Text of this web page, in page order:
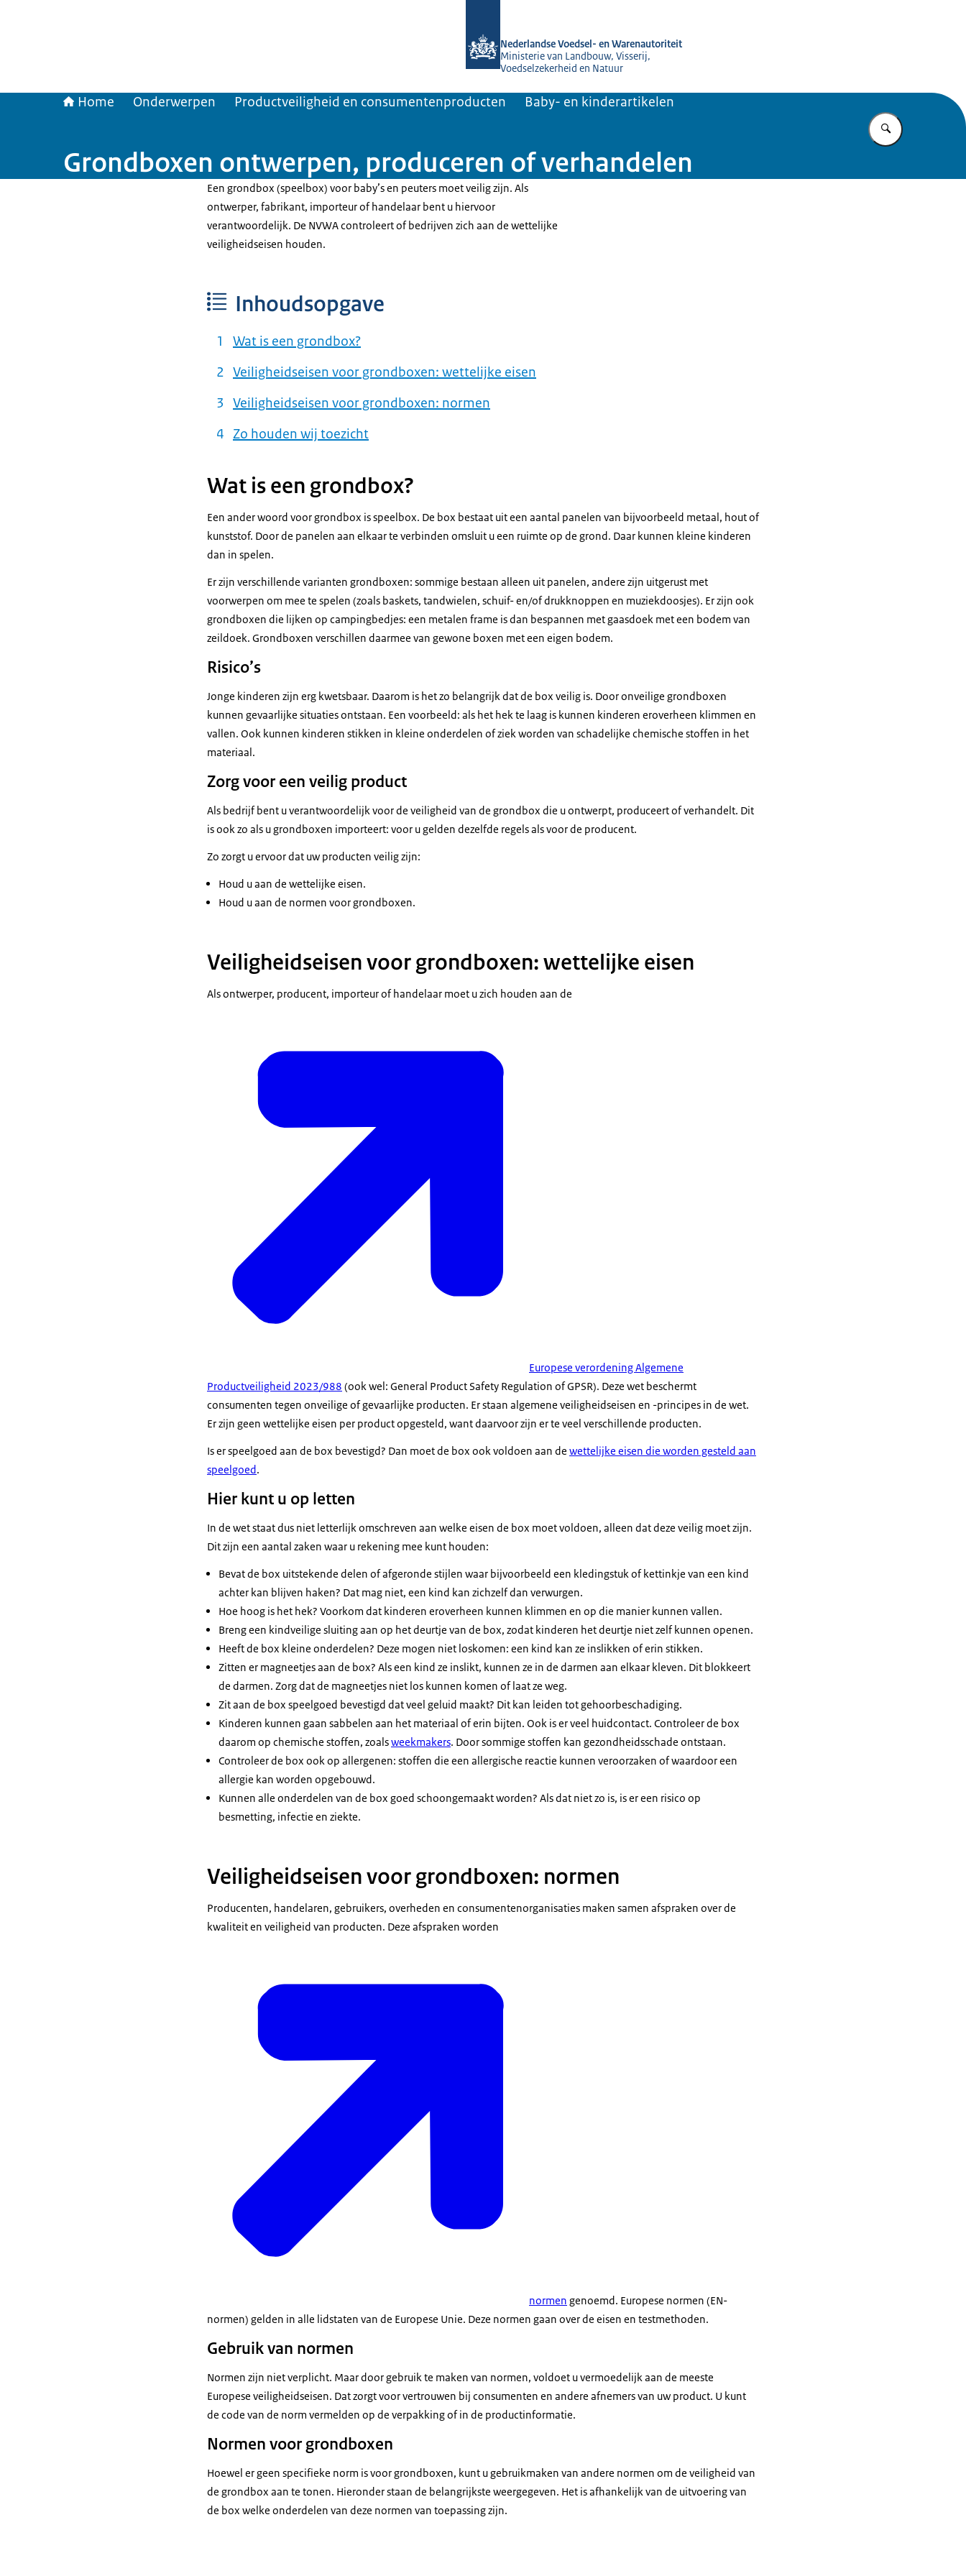
Nederlandse Voedsel- en Warenautoriteit
Ministerie van Landbouw, Visserij,
Voedselzekerheid en Natuur
Home Onderwerpen Productveiligheid en consumentenproducten Baby- en kinderartikelen
Vul in wat u
Grondboxen ontwerpen, produceren of verhandelen
Een grondbox (speelbox) voor baby’s en peuters moet veilig zijn. Als
ontwerper, fabrikant, importeur of handelaar bent u hiervoor
verantwoordelijk. De NVWA controleert of bedrijven zich aan de wettelijke
veiligheidseisen houden.
Inhoudsopgave
Wat is een grondbox?
Veiligheidseisen voor grondboxen: wettelijke eisen
Veiligheidseisen voor grondboxen: normen
Zo houden wij toezicht
Wat is een grondbox?
Een ander woord voor grondbox is speelbox. De box bestaat uit een aantal panelen van bijvoorbeeld metaal, hout of
kunststof. Door de panelen aan elkaar te verbinden omsluit u een ruimte op de grond. Daar kunnen kleine kinderen
dan in spelen.
Er zijn verschillende varianten grondboxen: sommige bestaan alleen uit panelen, andere zijn uitgerust met
voorwerpen om mee te spelen (zoals baskets, tandwielen, schuif- en/of drukknoppen en muziekdoosjes). Er zijn ook
grondboxen die lijken op campingbedjes: een metalen frame is dan bespannen met gaasdoek met een bodem van
zeildoek. Grondboxen verschillen daarmee van gewone boxen met een eigen bodem.
Risico’s
Jonge kinderen zijn erg kwetsbaar. Daarom is het zo belangrijk dat de box veilig is. Door onveilige grondboxen
kunnen gevaarlijke situaties ontstaan. Een voorbeeld: als het hek te laag is kunnen kinderen eroverheen klimmen en
vallen. Ook kunnen kinderen stikken in kleine onderdelen of ziek worden van schadelijke chemische stoffen in het
materiaal.
Zorg voor een veilig product
Als bedrijf bent u verantwoordelijk voor de veiligheid van de grondbox die u ontwerpt, produceert of verhandelt. Dit
is ook zo als u grondboxen importeert: voor u gelden dezelfde regels als voor de producent.
Zo zorgt u ervoor dat uw producten veilig zijn:
Houd u aan de wettelijke eisen.
Houd u aan de normen voor grondboxen.
Veiligheidseisen voor grondboxen: wettelijke eisen
Als ontwerper, producent, importeur of handelaar moet u zich houden aan de
Europese verordening Algemene
Productveiligheid 2023/988 (ook wel: General Product Safety Regulation of GPSR). Deze wet beschermt
consumenten tegen onveilige of gevaarlijke producten. Er staan algemene veiligheidseisen en -principes in de wet.
Er zijn geen wettelijke eisen per product opgesteld, want daarvoor zijn er te veel verschillende producten.
Is er speelgoed aan de box bevestigd? Dan moet de box ook voldoen aan de wettelijke eisen die worden gesteld aan
speelgoed.
Hier kunt u op letten
In de wet staat dus niet letterlijk omschreven aan welke eisen de box moet voldoen, alleen dat deze veilig moet zijn.
Dit zijn een aantal zaken waar u rekening mee kunt houden:
Bevat de box uitstekende delen of afgeronde stijlen waar bijvoorbeeld een kledingstuk of kettinkje van een kind
achter kan blijven haken? Dat mag niet, een kind kan zichzelf dan verwurgen.
Hoe hoog is het hek? Voorkom dat kinderen eroverheen kunnen klimmen en op die manier kunnen vallen.
Breng een kindveilige sluiting aan op het deurtje van de box, zodat kinderen het deurtje niet zelf kunnen openen.
Heeft de box kleine onderdelen? Deze mogen niet loskomen: een kind kan ze inslikken of erin stikken.
Zitten er magneetjes aan de box? Als een kind ze inslikt, kunnen ze in de darmen aan elkaar kleven. Dit blokkeert
de darmen. Zorg dat de magneetjes niet los kunnen komen of laat ze weg.
Zit aan de box speelgoed bevestigd dat veel geluid maakt? Dit kan leiden tot gehoorbeschadiging.
Kinderen kunnen gaan sabbelen aan het materiaal of erin bijten. Ook is er veel huidcontact. Controleer de box
daarom op chemische stoffen, zoalsweekmakers. Door sommige stoffen kan gezondheidsschade ontstaan.
Controleer de box ook op allergenen: stoffen die een allergische reactie kunnen veroorzaken of waardoor een
allergie kan worden opgebouwd.
Kunnen alle onderdelen van de box goed schoongemaakt worden? Als dat niet zo is, is er een risico op
besmetting, infectie en ziekte.
Veiligheidseisen voor grondboxen: normen
Producenten, handelaren, gebruikers, overheden en consumentenorganisaties maken samen afspraken over de
kwaliteit en veiligheid van producten. Deze afspraken worden
normen genoemd. Europese normen (EN-
normen) gelden in alle lidstaten van de Europese Unie. Deze normen gaan over de eisen en testmethoden.
Gebruik van normen
Normen zijn niet verplicht. Maar door gebruik te maken van normen, voldoet u vermoedelijk aan de meeste
Europese veiligheidseisen. Dat zorgt voor vertrouwen bij consumenten en andere afnemers van uw product. U kunt
de code van de norm vermelden op de verpakking of in de productinformatie.
Normen voor grondboxen
Hoewel er geen specifieke norm is voor grondboxen, kunt u gebruikmaken van andere normen om de veiligheid van
de grondbox aan te tonen. Hieronder staan de belangrijkste weergegeven. Het is afhankelijk van de uitvoering van
de box welke onderdelen van deze normen van toepassing zijn.